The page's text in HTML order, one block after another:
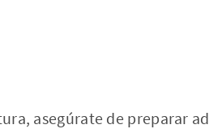
asegúrate de preparar